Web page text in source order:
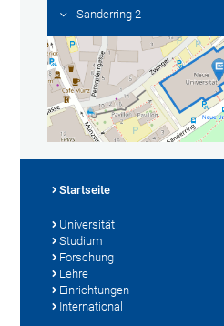
Sanderring 2
Startseite
Universität
Studium
Forschung
Lehre
Einrichtungen
International